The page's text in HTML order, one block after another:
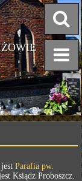
Parafia pw.
Ksiądz Proboszcz.